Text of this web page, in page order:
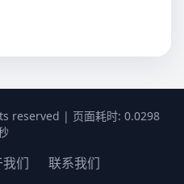
reserved | 页面耗时: 0.0298
们 联系我们